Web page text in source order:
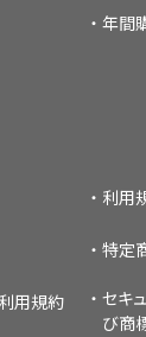
年間
利用
特定
用規約 セキ
び商